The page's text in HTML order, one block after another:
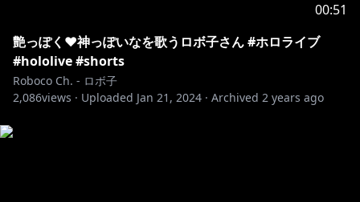
00:51
艶っぽく❤神っぽいなを歌うロボ子さん #ホロライブ
#hololive #shorts
Roboco Ch. - ロボ子
2,086views · Uploaded Jan 21, 2024 · Archived 2 years ago